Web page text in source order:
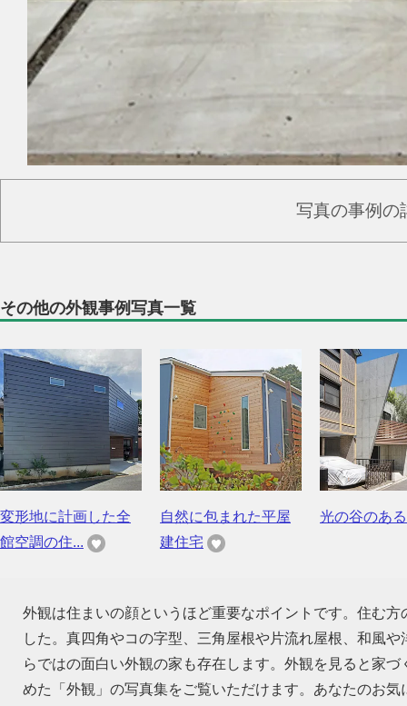
写真の事例の
その他の外観事例写真一覧
変形地に計画した全
館空調の住...
自然に包まれた平屋
建住宅
光の谷のあ
外観は住まいの顔というほど重要なポイントです。住む
した。真四角やコの字型、三角屋根や片流れ屋根、和風
らではの面白い外観の家も存在します。外観を見ると家
めた「外観」の写真集をご覧いただけます。あなたのお